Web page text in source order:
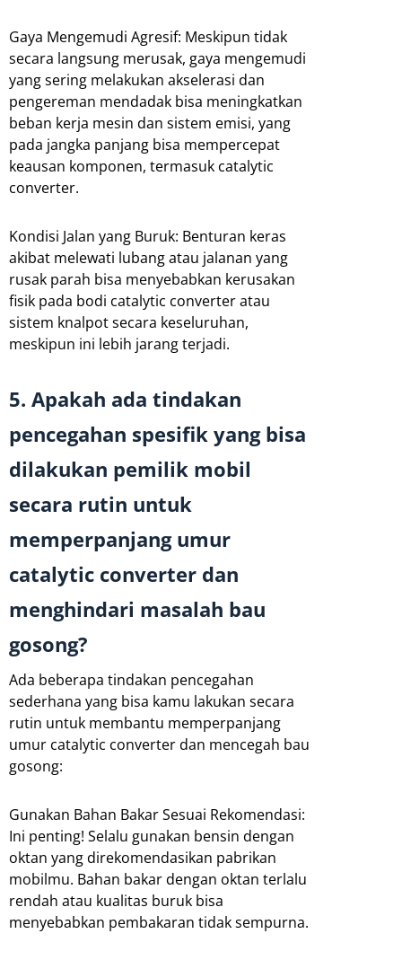
Gaya Mengemudi Agresif: Meskipun tidak
secara langsung merusak, gaya mengemudi
yang sering melakukan akselerasi dan
pengereman mendadak bisa meningkatkan
beban kerja mesin dan sistem emisi, yang
pada jangka panjang bisa mempercepat
keausan komponen, termasuk catalytic
converter.
Kondisi Jalan yang Buruk: Benturan keras
akibat melewati lubang atau jalanan yang
rusak parah bisa menyebabkan kerusakan
fisik pada bodi catalytic converter atau
sistem knalpot secara keseluruhan,
meskipun ini lebih jarang terjadi.
5. Apakah ada tindakan
pencegahan spesifik yang bisa
dilakukan pemilik mobil
secara rutin untuk
memperpanjang umur
catalytic converter dan
menghindari masalah bau
gosong?
Ada beberapa tindakan pencegahan
sederhana yang bisa kamu lakukan secara
rutin untuk membantu memperpanjang
umur catalytic converter dan mencegah bau
gosong:
Gunakan Bahan Bakar Sesuai Rekomendasi:
Ini penting! Selalu gunakan bensin dengan
oktan yang direkomendasikan pabrikan
mobilmu. Bahan bakar dengan oktan terlalu
rendah atau kualitas buruk bisa
menyebabkan pembakaran tidak sempurna.